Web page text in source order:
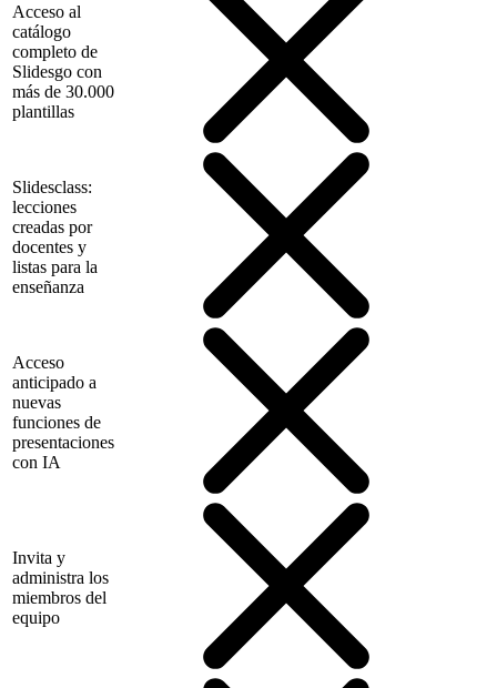
Acceso al
catálogo
completo de
Slidesgo con
más de 30.000
plantillas
Slidesclass:
lecciones
creadas por
docentes y
listas para la
enseñanza
Acceso
anticipado a
nuevas
funciones de
presentaciones
con IA
Invita y
administra los
miembros del
equipo